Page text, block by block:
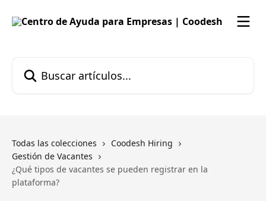
Todas las colecciones
Coodesh Hiring
Gestión de Vacantes
¿Qué tipos de vacantes se pueden registrar en la
plataforma?